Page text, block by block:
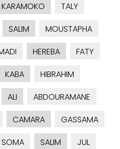
KARAMOKO
TALY
SALIM
MOUSTAPHA
HEREBA
FATY
KABA
HIBRAHIM
ALI
ABDOURAMANE
CAMARA
GASSAMA
SOMA SALIM
JUL